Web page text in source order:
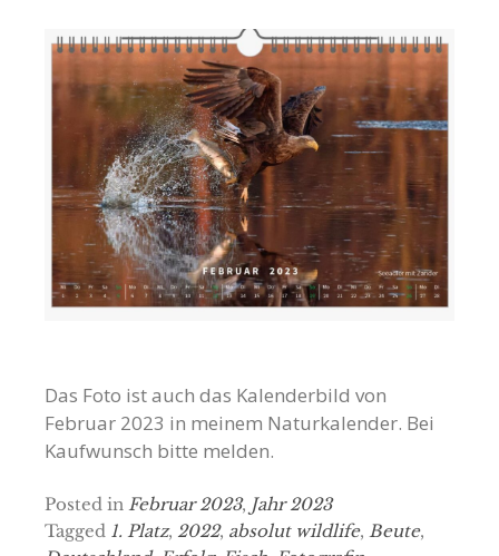
Das Foto ist auch das Kalenderbild von
Februar 2023 in meinem Naturkalender. Bei
Kaufwunsch bitte melden.
Posted in Februar 2023, Jahr 2023
Tagged 1. Platz, 2022, absolut wildlife, Beute,